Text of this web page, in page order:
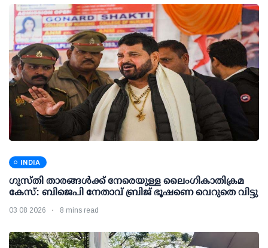
INDIA
ഗുസ്തി താരങ്ങള്‍ക്ക് നേരെയുള്ള ലൈംഗികാതിക്രമ
കേസ്: ബിജെപി നേതാവ് ബ്രിജ് ഭൂഷണെ വെറുതെ വിട്ടു
03 08 2026 8 mins read